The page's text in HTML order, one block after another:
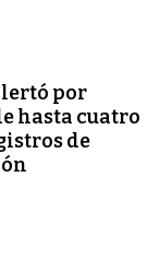
por
hasta cuatro
de